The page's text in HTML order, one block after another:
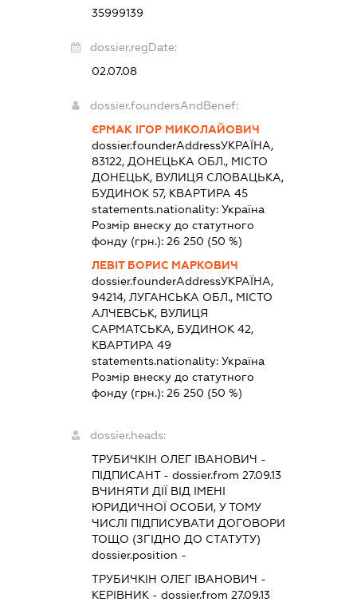
35999139
dossier.regDate:
02.07.08
dossier.foundersAndBenef:
ЄРМАК ІГОР МИКОЛАЙОВИЧ
dossier.founderAddressУКРАЇНА,
83122, ДОНЕЦЬКА ОБЛ., МІСТО
ДОНЕЦЬК, ВУЛИЦЯ СЛОВАЦЬКА,
БУДИНОК 57, КВАРТИРА 45
statements.nationality: Україна
Розмір внеску до статутного
фонду (грн.): 26 250 (50 %)
ЛЕВІТ БОРИС МАРКОВИЧ
dossier.founderAddressУКРАЇНА,
94214, ЛУГАНСЬКА ОБЛ., МІСТО
АЛЧЕВСЬК, ВУЛИЦЯ
САРМАТСЬКА, БУДИНОК 42,
КВАРТИРА 49
statements.nationality: Україна
Розмір внеску до статутного
фонду (грн.): 26 250 (50 %)
dossier.heads:
ТРУБИЧКІН ОЛЕГ ІВАНОВИЧ -
ПІДПИСАНТ- dossier.from 27.09.13
ВЧИНЯТИ ДІЇ ВІД ІМЕНІ
ЮРИДИЧНОЇ ОСОБИ, У ТОМУ
ЧИСЛІ ПІДПИСУВАТИ ДОГОВОРИ
ТОЩО (ЗГІДНО ДО СТАТУТУ)
dossier.position -
ТРУБИЧКІН ОЛЕГ ІВАНОВИЧ -
КЕРІВНИК - dossier.from 27.09.13